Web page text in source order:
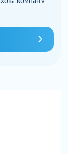
компанія